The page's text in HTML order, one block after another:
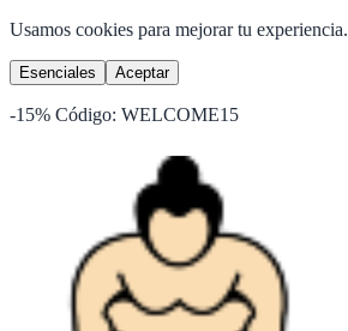
Usamos cookies para mejorar tu experiencia.
Esenciales Aceptar
-15% Código: WELCOME15